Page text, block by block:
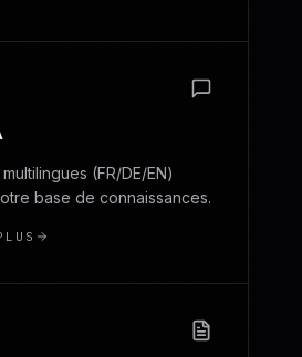
(FR/DE/EN)
base de connaissances.